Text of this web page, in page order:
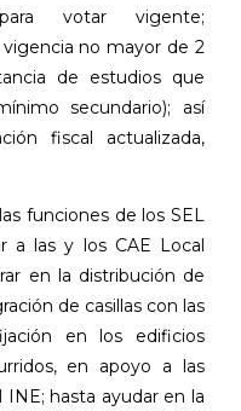
votar vigente;
no mayor de 2
de estudios que
secundario); así
fiscal actualizada,
funciones de los SEL
a las y los CAE Local
en la distribución de
de casillas con las
en los edificios
en apoyo a las
hasta ayudar en la